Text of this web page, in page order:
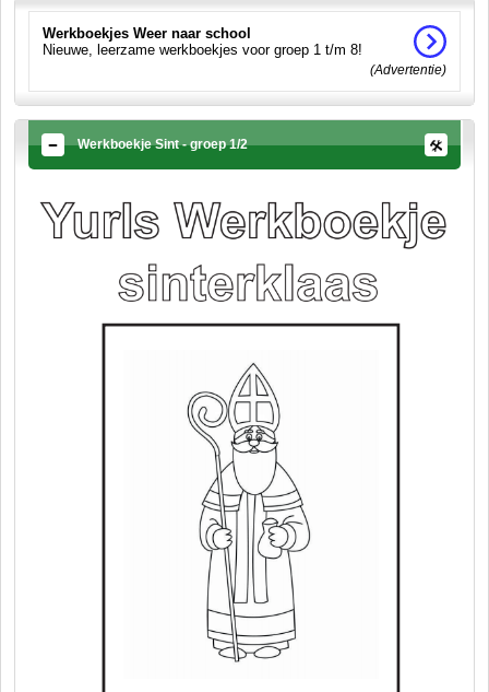
Werkboekjes Weer naar school
Nieuwe, leerzame werkboekjes voor groep 1 t/m 8!
(Advertentie)
Werkboekje Sint - groep 1/2